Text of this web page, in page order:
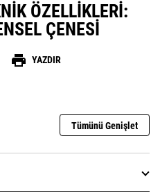
ÖZELLIKLERI:
ÇENESI
print YAZDIR
Tümünü Genişlet